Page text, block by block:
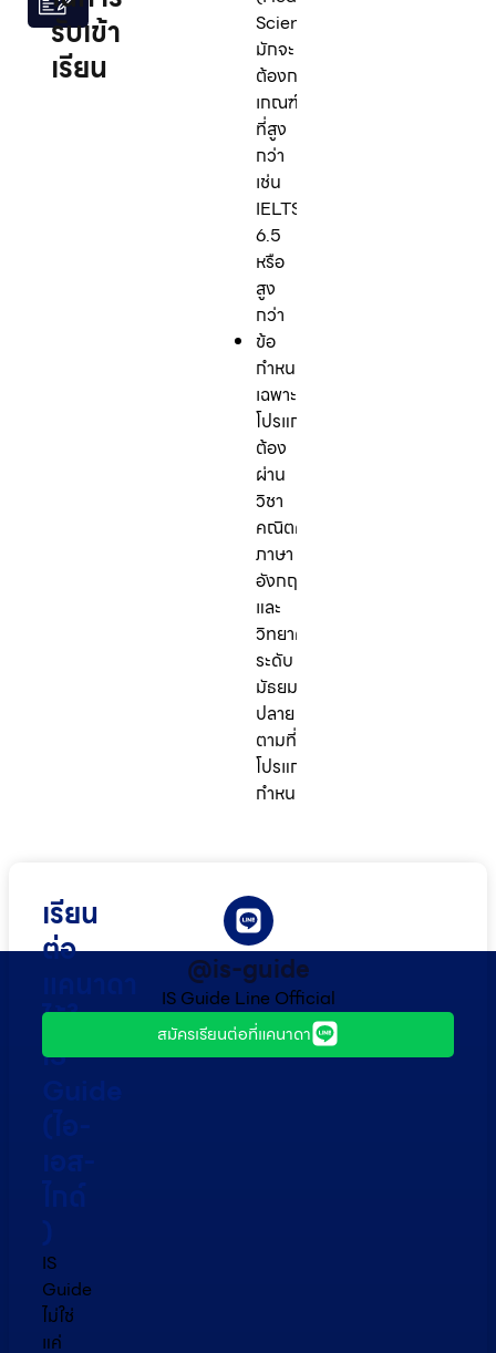
รับเข้า
เรียน
Sciences):
มักจะ
ต้องการ
เกณฑ์
ที่สูง
กว่า
เช่น
IELTS
6.5
หรือ
สูง
กว่า
ข้อ
กำหนด
เฉพาะ
โปรแกรม:
ต้อง
ผ่าน
วิชา
คณิตศาสตร์,
ภาษา
อังกฤษ,
และ
วิทยาศาสตร์
ระดับ
มัธยม
ปลาย
ตามที่
โปรแกรม
กำหนด
เรียน
ต่อ
ไว้ใจ
IS
Guide
(ไอ-
เอส-
ไกด์​
)
IS
Guide
ไม่ใช่
แค่
@is-guide
IS Guide Line Official
สมัครเรียนต่อที่แคนาดา